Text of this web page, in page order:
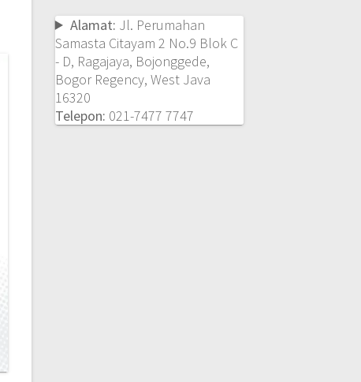
Alamat: Jl. Perumahan
Samasta Citayam 2 No.9 Blok C
- D, Ragajaya, Bojonggede,
Bogor Regency, West Java
16320
Telepon: 021-7477 7747